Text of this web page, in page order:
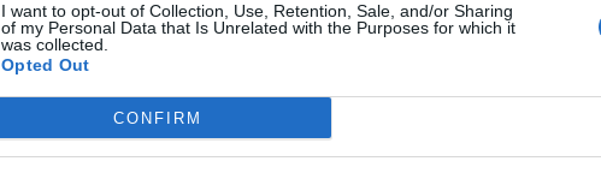
I want to opt-out of Collection, Use, Retention, Sale, and/or Sharing
of my Personal Data that Is Unrelated with the Purposes for which it
was collected.
Opted Out
CONFIRM
Médiatér
Székely Sport
Liget